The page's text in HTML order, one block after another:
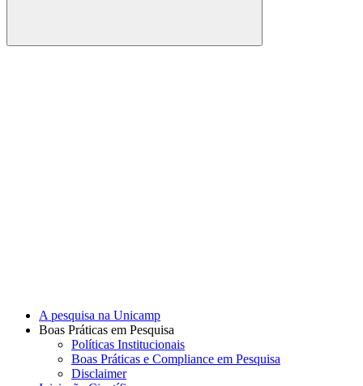
Buscar
A pesquisa na Unicamp
Boas Práticas em Pesquisa
Políticas Institucionais
Boas Práticas e Compliance em Pesquisa
Disclaimer